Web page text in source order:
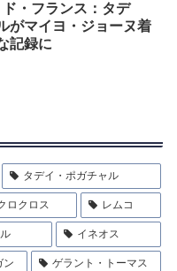
・フランス：タデ
がマイヨ・ジョーヌ着
記録に
タデイ・ポガチャル
ロクロス レムコ
イネオス
ン ゲラント・トーマス